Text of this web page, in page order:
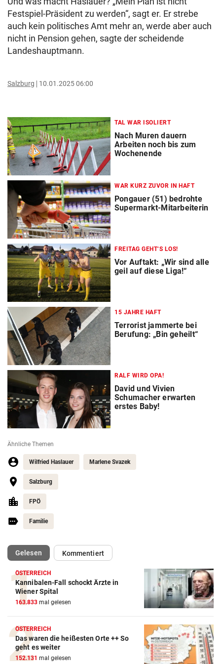
Festspiel-Präsident zu werden“, sagt er. Er strebe
auch kein politisches Amt mehr an, werde aber auch
nicht in Pension gehen, sagte der scheidende
Landeshauptmann.
Salzburg 10.01.2025 06:00
TAL WAR ISOLIERT
Nach Muren dauern
Arbeiten noch bis zum
Wochenende
WAR KURZ ZUVOR IN HAFT
Pongauer (51) bedrohte
Supermarkt-Mitarbeiterin
FREITAG GEHT‘S LOS!
Vor Auftakt: „Wir sind alle
geil auf diese Liga!“
15 JAHRE HAFT
Terrorist jammerte bei
Berufung: „Bin geheilt“
RALF WIRD OPA!
David und Vivien
Schumacher erwarten
erstes Baby!
Ähnliche Themen
Wilfried Haslauer Marlene Svazek
Salzburg
FPÖ
Familie
Gelesen(ausgewählt)Kommentiert
ÖSTERREICH
Kannibalen-Fall schockt Ärzte in
Wiener Spital
163.833 mal gelesen
ÖSTERREICH
Das waren die heißesten Orte ++ So
geht es weiter
152.131 mal gelesen